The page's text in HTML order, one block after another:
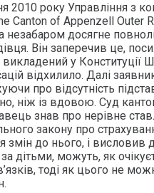
2010 року Управління з
Canton of Appenzell
незабаром досягне
Він заперечив це,
викладений у Конституції
відхилило. Далі
про відсутність
ніж із вдовою. Суд
знав про нерівне
закону про
змін до нього, і висловив
дітьми, можуть, як
тоді як цього не